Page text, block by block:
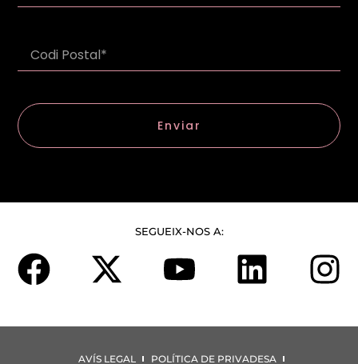
Enviar
SEGUEIX-NOS A:
AVÍS LEGAL POLÍTICA DE PRIVADESA